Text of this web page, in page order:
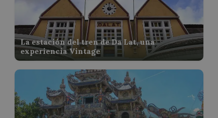
La estación del tren de Da Lat, una
experiencia Vintage